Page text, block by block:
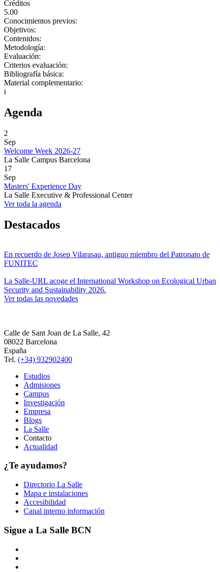
Créditos
5.00
Conocimientos previos:
Objetivos:
Contenidos:
Metodología:
Evaluación:
Criterios evaluación:
Bibliografía básica:
Material complementario:
i
Agenda
2
Sep
Welcome Week 2026-27
La Salle Campus Barcelona
17
Sep
Masters' Experience Day
La Salle Executive & Professional Center
Ver toda la agenda
Destacados
En recuerdo de Josep Vilarasau, antiguo miembro del Patronato de
FUNITEC
La Salle-URL acoge el International Workshop on Ecological Urban
Security and Sustainability 2026.
Ver todas las novedades
Calle de Sant Joan de La Salle, 42
08022 Barcelona
España
Tel. (+34) 932902400
Estudios
Admisiones
Campus
Investigación
Empresa
Blogs
La Salle
Contacto
Actualidad
¿Te ayudamos?
Directorio La Salle
Mapa e instalaciones
Accesibilidad
Canal interno información
Sigue a La Salle BCN